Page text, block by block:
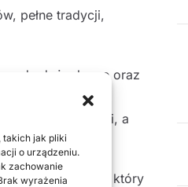
takich jak pliki
o urządzeniu.
zachowanie
wyrażenia
pełne tradycji,
dożynkowe oraz
Amatorska
zespół Tacy Sami, a
wydaniu”, który